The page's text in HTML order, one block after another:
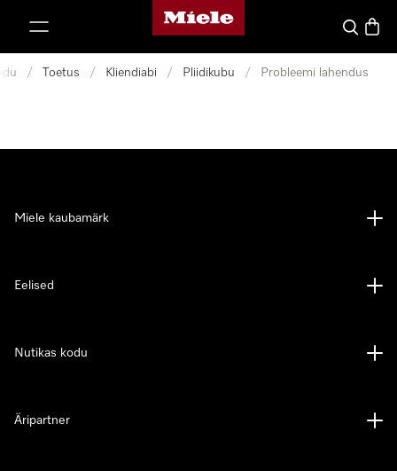
Miele avaleht
Search
/ Toetus / Kliendiabi / Pliidikubu / Probleemi lahendus
Miele kaubamärk
Eelised
Nutikas kodu
Äripartner